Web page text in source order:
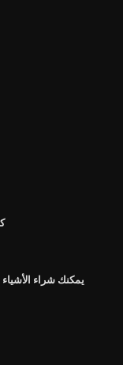
يمكنك شراء